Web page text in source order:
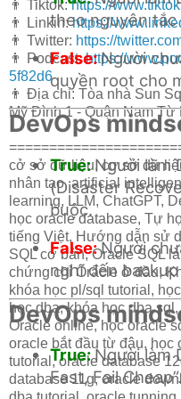
theo nguyên
False:Người
quyền root cho
DevOps
True:Người làm
(Disaster
buộc.
False:Người
nghĩ đến
DevOps
True:Người làm
Fast, Fail Cheap”.
👨 Tiktok:https://
👨 Linkin:https://
👨 Twitter: https://
👨 Podcast:https://
5f82d6
👨 Địa chỉ: Tòa nhà Sun
Mỹ Đình 1 - Quận Nam Từ
cở sở dữ liệu, cơ sở dữ
nhân tạo, artificial
learning, LLM, ChatGPT,
học oracle database, Tự
tiếng Việt, Hướng dẫn sử
SQL cơ bản, Oracle SQL
chứng chỉ Oracle ở đầu,
khóa học pl/sql tutorial,
học dba, khóa học dba
Oracle online, học oracle
oracle bắt đầu từ đâu, học
tutorial, oracle database
database 11g, oracle